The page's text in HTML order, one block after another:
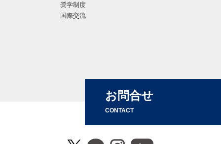
奨学制度
国際交流
お問合せ
CONTACT